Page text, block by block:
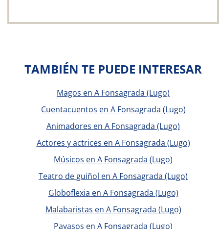
TAMBIÉN TE PUEDE INTERESAR
Magos en A Fonsagrada (Lugo)
Cuentacuentos en A Fonsagrada (Lugo)
Animadores en A Fonsagrada (Lugo)
Actores y actrices en A Fonsagrada (Lugo)
Músicos en A Fonsagrada (Lugo)
Teatro de guiñol en A Fonsagrada (Lugo)
Globoflexia en A Fonsagrada (Lugo)
Malabaristas en A Fonsagrada (Lugo)
Payasos en A Fonsagrada (Lugo)